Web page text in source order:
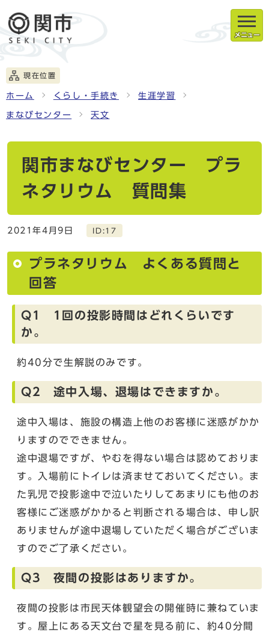
メニュー
現在位置
ホーム くらし・手続き 生涯学習
まなびセンター 天文
関市まなびセンター プラ
ネタリウム 質問集
2021年4月9日 ID:17
プラネタリウム よくある質問と
回答
Q1 1回の投影時間はどれくらいです
か。
約40分で生解説のみです。
Q2 途中入場、退場はできますか。
途中入場は、施設の構造上他のお客様に迷惑がかか
りますのでできません。
途中退場ですが、やむを得ない場合は認めておりま
す。入場前にトイレは済ませておいてください。ま
た乳児で投影途中で泣いたりしてあまりにも他のお
客様にご迷惑がかかると判断される場合は、申し訳
ありませんが途中退場していただく場合がございま
すのでご了承ください。
Q3 夜間の投影はありますか。
夜間の投影は市民天体観望会の開催時に兼ねていま
す。屋上にある天文台で星を見る前に、約40分間